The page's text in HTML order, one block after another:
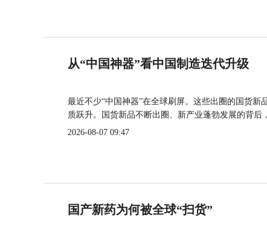
从“中国神器”看中国制造迭代升级
最近不少“中国神器”在全球刷屏。这些出圈的国货
质跃升。国货新品不断出圈、新产业蓬勃发展的背后
2026-08-07 09:47
国产新药为何被全球“扫货”